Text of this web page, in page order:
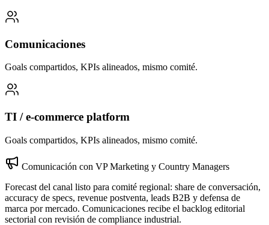
Comunicaciones
Goals compartidos, KPIs alineados, mismo comité.
TI / e-commerce platform
Goals compartidos, KPIs alineados, mismo comité.
Comunicación con VP Marketing y Country Managers
Forecast del canal listo para comité regional: share de conversación,
accuracy de specs, revenue postventa, leads B2B y defensa de
marca por mercado. Comunicaciones recibe el backlog editorial
sectorial con revisión de compliance industrial.